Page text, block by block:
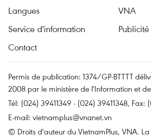
Langues
VNA
Service d'information
Publicité
Contact
Permis de publication: 1374/GP-BTTTT
2008 par le ministère de l'Information et
Tél: (024) 39411349 - (024) 39411348, Fax:
E-mail: vietnamplus@vnanet.vn
© Droits d'auteur du VietnamPlus, VNA.